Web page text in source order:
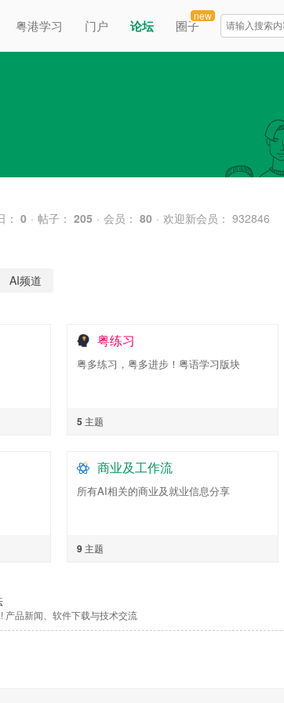
粤港学习 门户 论坛 圈子
new
： 0 · 帖子： 205 · 会员： 80 · 欢迎新会员： 932846
AI频道
粤练习
粤多练习，粤多进步！粤语学习版块
5 主题
商业及工作流
所有AI相关的商业及就业信息分享
9 主题
产品新闻、软件下载与技术交流